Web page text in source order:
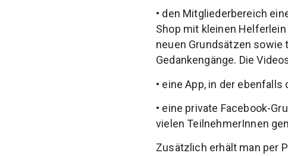
• den Mitgliederbereich
Shop mit kleinen
neuen Grundsätzen
Gedankengänge. Die
• eine App, in der
• eine private Facebook-
vielen TeilnehmerInnen
Zusätzlich erhält man per